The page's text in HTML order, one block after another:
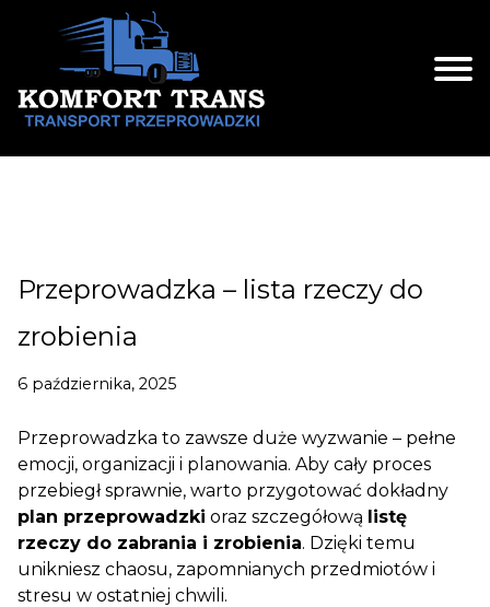
Przeprowadzka – lista rzeczy do
zrobienia
6 października, 2025
Przeprowadzka to zawsze duże wyzwanie – pełne
emocji, organizacji i planowania. Aby cały proces
przebiegł sprawnie, warto przygotować dokładny
plan przeprowadzki oraz szczegółową listę
rzeczy do zabrania i zrobienia. Dzięki temu
unikniesz chaosu, zapomnianych przedmiotów i
stresu w ostatniej chwili.